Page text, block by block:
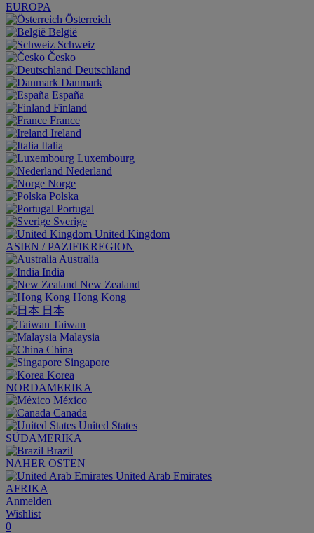
EUROPA
Österreich
België
Schweiz
Česko
Deutschland
Danmark
España
Finland
France
Ireland
Italia
Luxembourg
Nederland
Norge
Polska
Portugal
Sverige
United Kingdom
ASIEN / PAZIFIKREGION
Australia
India
New Zealand
Hong Kong
日本
Taiwan
Malaysia
China
Singapore
Korea
NORDAMERIKA
México
Canada
United States
SÜDAMERIKA
Brazil
NAHER OSTEN
United Arab Emirates
AFRIKA
Anmelden
Wishlist
0